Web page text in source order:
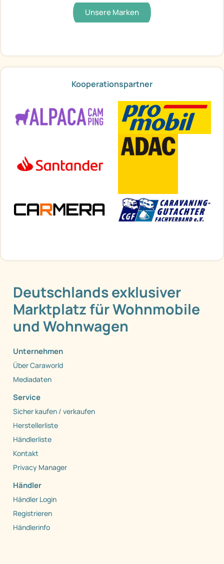
Unsere Marken
Kooperationspartner
Deutschlands exklusiver
Marktplatz für Wohnmobile
und Wohnwagen
Unternehmen
Über Caraworld
Mediadaten
Service
Sicher kaufen / verkaufen
Herstellerliste
Händlerliste
Kontakt
Privacy Manager
Händler
Händler Login
Registrieren
Händlerinfo